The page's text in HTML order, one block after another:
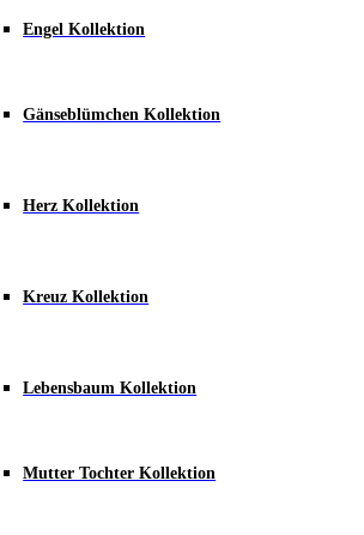
Engel Kollektion
Gänseblümchen Kollektion
Herz Kollektion
Kreuz Kollektion
Lebensbaum Kollektion
Mutter Tochter Kollektion